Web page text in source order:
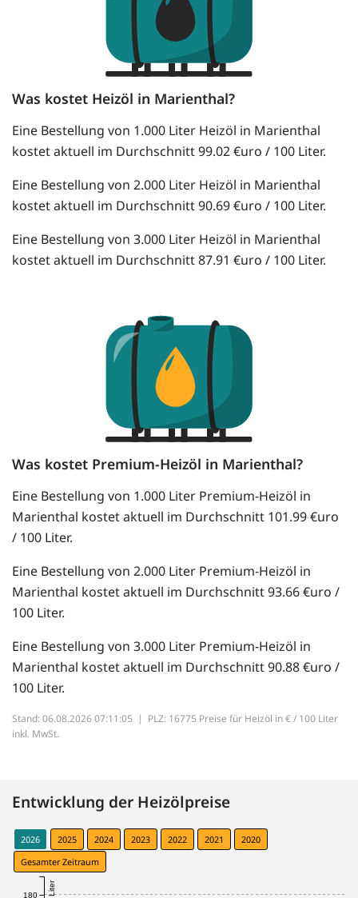
Was kostet Heizöl in Marienthal?
Eine Bestellung von 1.000 Liter Heizöl in Marienthal
kostet aktuell im Durchschnitt 99.02 €uro / 100 Liter.
Eine Bestellung von 2.000 Liter Heizöl in Marienthal
kostet aktuell im Durchschnitt 90.69 €uro / 100 Liter.
Eine Bestellung von 3.000 Liter Heizöl in Marienthal
kostet aktuell im Durchschnitt 87.91 €uro / 100 Liter.
Was kostet Premium-Heizöl in Marienthal?
Eine Bestellung von 1.000 Liter Premium-Heizöl in
Marienthal kostet aktuell im Durchschnitt 101.99 €uro
/ 100 Liter.
Eine Bestellung von 2.000 Liter Premium-Heizöl in
Marienthal kostet aktuell im Durchschnitt 93.66 €uro /
100 Liter.
Eine Bestellung von 3.000 Liter Premium-Heizöl in
Marienthal kostet aktuell im Durchschnitt 90.88 €uro /
100 Liter.
Stand: 06.08.2026 07:11:05 | PLZ: 16775 Preise für Heizöl in € / 100 Liter
inkl. MwSt.
Entwicklung der Heizölpreise
2026 2025 2024 2023 2022 2021
2020
Gesamter Zeitraum
180